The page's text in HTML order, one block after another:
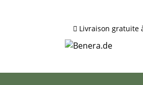
Livraison gratuite